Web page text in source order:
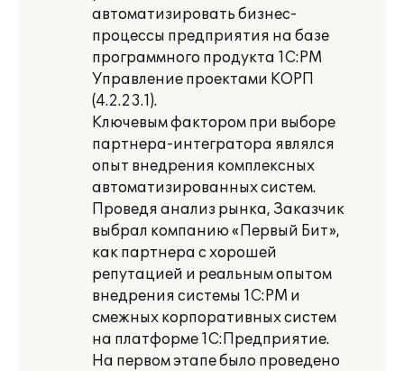
автоматизировать бизнес-
процессы предприятия на базе
программного продукта 1С:PM
Управление проектами КОРП
(4.2.23.1).
Ключевым фактором при выборе
партнера-интегратора являлся
опыт внедрения комплексных
автоматизированных систем.
Проведя анализ рынка, Заказчик
выбрал компанию «Первый Бит»,
как партнера с хорошей
репутацией и реальным опытом
внедрения системы 1С:PM и
смежных корпоративных систем
на платформе 1С:Предприятие.
На первом этапе было проведено